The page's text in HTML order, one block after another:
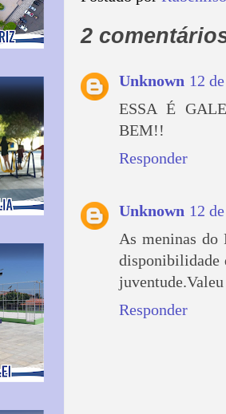
2
Unknown 12
ESSA É
BEM!!
Responder
Unknown 12
As meninas do
disponibilidade
Responder